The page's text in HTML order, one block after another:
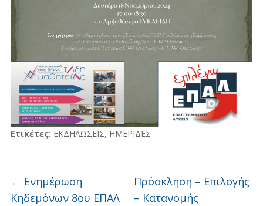
Ετικέτες: ΕΚΔΗΛΩΣΕΙΣ, ΗΜΕΡΙΔΕΣ
← Ενημέρωση
Κηδεμόνων 8ου ΕΠΑΛ
Πρόσκληση – Επιλογής
– Κατανομής